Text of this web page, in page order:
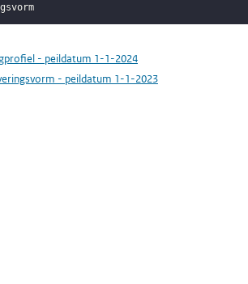
- peildatum 1-1-2024
- peildatum 1-1-2023